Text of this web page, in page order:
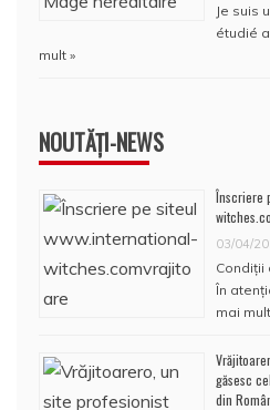
Je suis
étudié
mult »
NOUTĂȚI-NEWS
Înscriere
03/04/
Condiţii
În
mai
găsesc
din